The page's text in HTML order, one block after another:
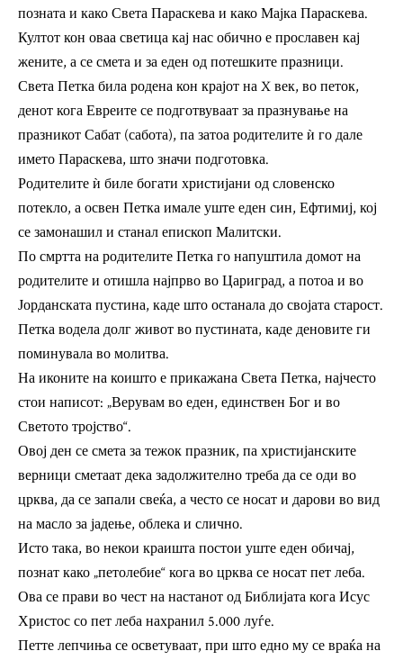
позната и како Света Параскева и како Мајка Параскева.
Култот кон оваа светица кај нас обично е прославен кај
жените, а се смета и за еден од потешките празници.
Света Петка била родена кон крајот на X век, во петок,
денот кога Евреите се подготвуваат за празнување на
празникот Сабат (сабота), па затоа родителите ѝ го дале
името Параскева, што значи подготовка.
Родителите ѝ биле богати христијани од словенско
потекло, а освен Петка имале уште еден син, Ефтимиј, кој
се замонашил и станал епископ Малитски.
По смртта на родителите Петка го напуштила домот на
родителите и отишла најпрво во Цариград, а потоа и во
Јорданската пустина, каде што останала до својата старост.
Петка водела долг живот во пустината, каде деновите ги
поминувала во молитва.
На иконите на коишто е прикажана Света Петка, најчесто
стои написот: „Верувам во еден, единствен Бог и во
Светото тројство“.
Овој ден се смета за тежок празник, па христијанските
верници сметаат дека задолжително треба да се оди во
црква, да се запали свеќа, а често се носат и дарови во вид
на масло за јадење, облека и слично.
Исто така, во некои краишта постои уште еден обичај,
познат како „петолебие“ кога во црква се носат пет леба.
Ова се прави во чест на настанот од Библијата кога Исус
Христос со пет леба нахранил 5.000 луѓе.
Петте лепчиња се осветуваат, при што едно му се враќа на